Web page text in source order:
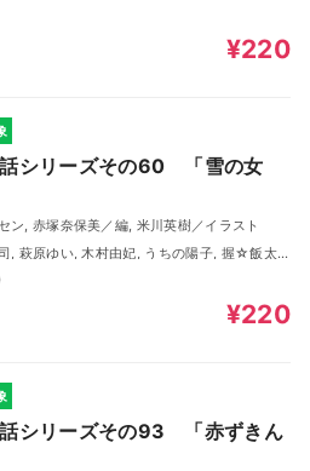
¥220
シリーズその60 「雪の女
ン, 赤塚奈保美／編, 米川英樹／イラスト
¥220
シリーズその93 「赤ずきん